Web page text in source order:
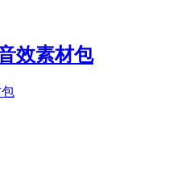
效素材包